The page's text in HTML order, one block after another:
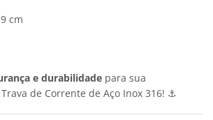
cm
e durabilidade para sua
de Corrente de Aço Inox 316! ⚓